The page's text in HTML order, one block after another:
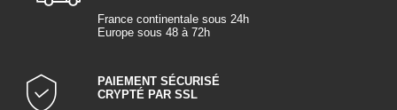
France continentale sous 24h
Europe sous 48 à 72h
PAIEMENT SÉCURISÉ
CRYPTÉ PAR SSL